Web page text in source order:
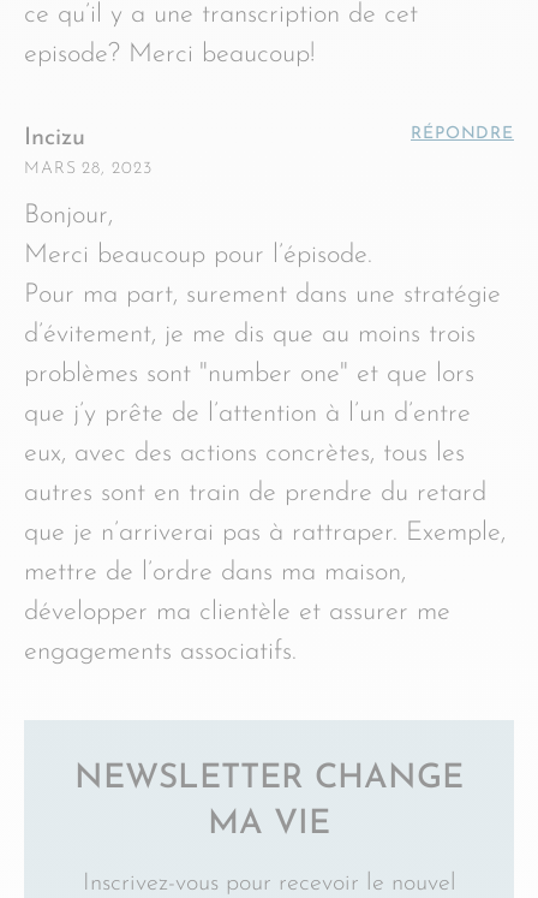
ce qu’il y a une transcription de cet
episode? Merci beaucoup!
Incizu
MARS 28, 2023
RÉPONDRE
Bonjour,
Merci beaucoup pour l’épisode.
Pour ma part, surement dans une stratégie
d’évitement, je me dis que au moins trois
problèmes sont "number one" et que lors
que j’y prête de l’attention à l’un d’entre
eux, avec des actions concrètes, tous les
autres sont en train de prendre du retard
que je n’arriverai pas à rattraper. Exemple,
mettre de l’ordre dans ma maison,
développer ma clientèle et assurer me
engagements associatifs.
NEWSLETTER CHANGE
MA VIE
Inscrivez-vous pour recevoir le nouvel